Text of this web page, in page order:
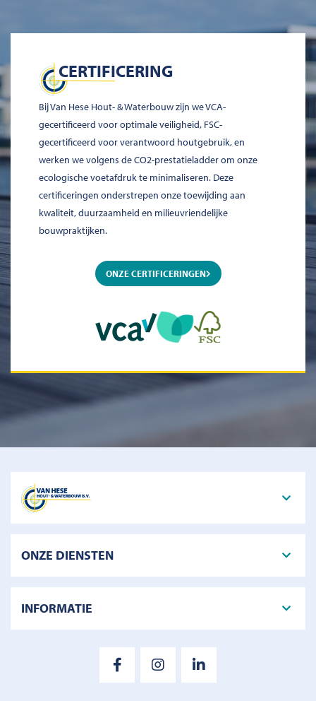
CERTIFICERING
Bij Van Hese Hout- & Waterbouw zijn we VCA-
gecertificeerd voor optimale veiligheid, FSC-
gecertificeerd voor verantwoord houtgebruik, en
werken we volgens de CO2-prestatieladder om onze
ecologische voetafdruk te minimaliseren. Deze
certificeringen onderstrepen onze toewijding aan
kwaliteit, duurzaamheid en milieuvriendelijke
bouwpraktijken.
ONZE CERTIFICERINGEN
ONZE DIENSTEN
INFORMATIE